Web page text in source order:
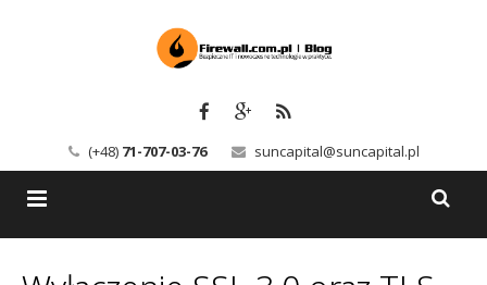
(+48) 71-707-03-76 suncapital@suncapital.pl